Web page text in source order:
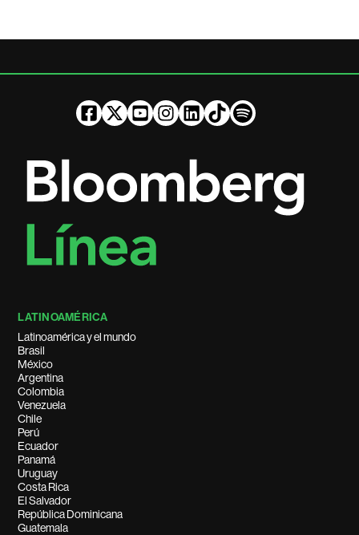
LATINOAMÉRICA
Latinoamérica y el mundo
Brasil
México
Argentina
Colombia
Venezuela
Chile
Perú
Ecuador
Panamá
Uruguay
Costa Rica
El Salvador
República Dominicana
Guatemala